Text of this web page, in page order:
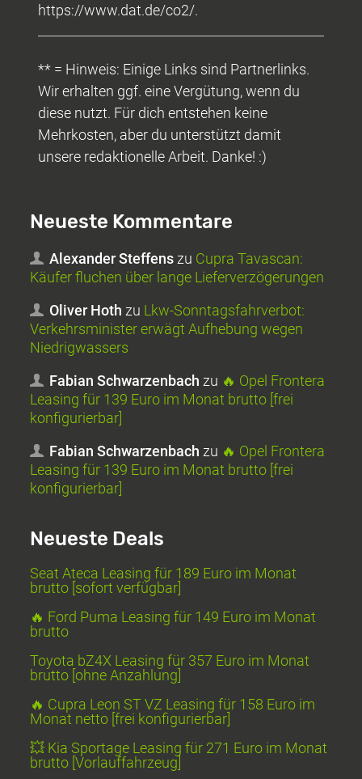
https://www.dat.de/co2/.
** = Hinweis: Einige Links sind Partnerlinks.
Wir erhalten ggf. eine Vergütung, wenn du
diese nutzt. Für dich entstehen keine
Mehrkosten, aber du unterstützt damit
unsere redaktionelle Arbeit. Danke! :)
Neueste Kommentare
Alexander Steffens zu Cupra Tavascan:
Käufer fluchen über lange Lieferverzögerungen
Oliver Hoth zu Lkw-Sonntagsfahrverbot:
Verkehrsminister erwägt Aufhebung wegen
Niedrigwassers
Fabian Schwarzenbach zu 🔥 Opel Frontera
Leasing für 139 Euro im Monat brutto [frei
konfigurierbar]
Fabian Schwarzenbach zu 🔥 Opel Frontera
Leasing für 139 Euro im Monat brutto [frei
konfigurierbar]
Neueste Deals
Seat Ateca Leasing für 189 Euro im Monat
brutto [sofort verfügbar]
🔥 Ford Puma Leasing für 149 Euro im Monat
brutto
Toyota bZ4X Leasing für 357 Euro im Monat
brutto [ohne Anzahlung]
🔥 Cupra Leon ST VZ Leasing für 158 Euro im
Monat netto [frei konfigurierbar]
💥 Kia Sportage Leasing für 271 Euro im Monat
brutto [Vorlauffahrzeug]